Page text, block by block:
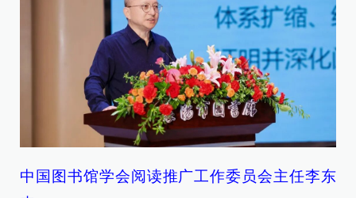
中国图书馆学会阅读推广工作委员会主任李东